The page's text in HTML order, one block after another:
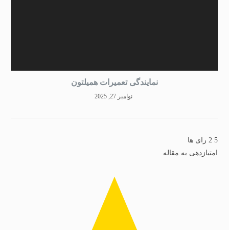
نمایندگی تعمیرات همیلتون
نوامبر 27, 2025
5
2 رای ها
امتیازدهی به مقاله